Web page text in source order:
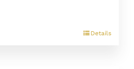
Details